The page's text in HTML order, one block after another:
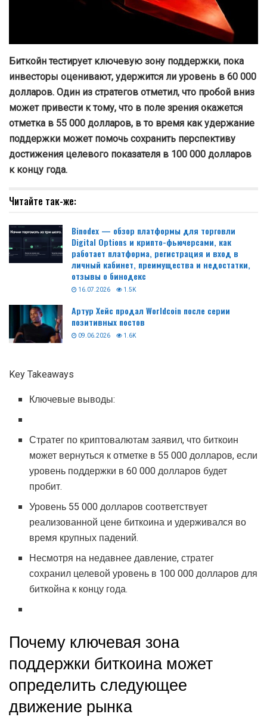
Биткойн тестирует ключевую зону поддержки, пока
инвесторы оценивают, удержится ли уровень в 60 000
долларов. Один из стратегов отметил, что пробой вниз
может привести к тому, что в поле зрения окажется
отметка в 55 000 долларов, в то время как удержание
поддержки может помочь сохранить перспективу
достижения целевого показателя в 100 000 долларов
к концу года.
Читайте так-же:
Binodex — обзор платформы для торговли
Digital Options и крипто-фьючерсами, как
работает платформа, регистрация и вход в
личный кабинет, преимущества и недостатки,
отзывы о бинодекс
16.07.2026 1.5K
Артур Хейс продал Worldcoin после серии
позитивных постов
09.06.2026 1.6K
Key Takeaways
Ключевые выводы:
Стратег по криптовалютам заявил, что биткоин
может вернуться к отметке в 55 000 долларов, если
уровень поддержки в 60 000 долларов будет
пробит.
Уровень 55 000 долларов соответствует
реализованной цене биткоина и удерживался во
время крупных падений.
Несмотря на недавнее давление, стратег
сохранил целевой уровень в 100 000 долларов для
биткойна к концу года.
Почему ключевая зона
поддержки биткоина может
определить следующее
движение рынка